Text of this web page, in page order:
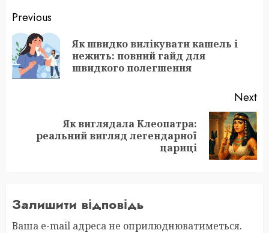
Post
navigation
Previous
Як швидко вилікувати кашель і
нежить: повний гайд для
швидкого полегшення
Next
Next
Як виглядала Клеопатра:
реальний вигляд легендарної
цариці
Залишити відповідь
Ваша e-mail адреса не оприлюднюватиметься.